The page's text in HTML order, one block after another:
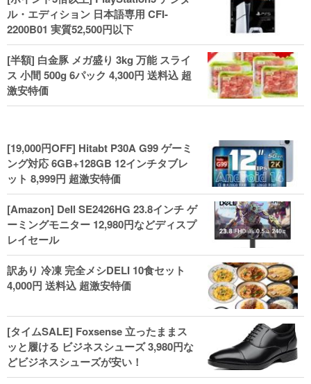
ル・エディション 日本語専用 CFI-
2200B01 実質52,500円以下
[半額] 白金豚 メガ盛り 3kg 万能 スライ
ス 小間 500g 6パック 4,300円 送料込 超
激安特価
[19,000円OFF] Hitabt P30A G99 ゲーミ
ング対応 6GB+128GB 12インチタブレ
ット 8,999円 超激安特価
[Amazon] Dell SE2426HG 23.8インチ ゲ
ーミングモニター 12,980円などディスプ
レイセール
訳あり 冷凍 完全メシDELI 10食セット
4,000円 送料込 超激安特価
[タイムSALE] Foxsense 立ったままス
ッと履ける ビジネスシューズ 3,980円な
どビジネスシューズが安い！